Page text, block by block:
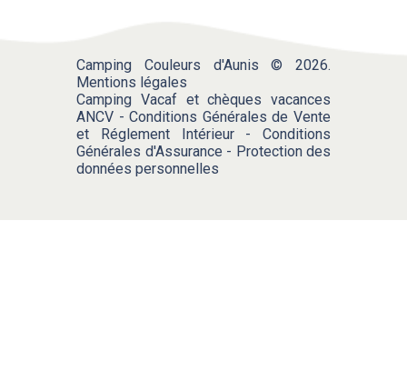
Camping Couleurs d'Aunis © 2026.
Mentions légales
Camping Vacaf et chèques vacances
ANCV -Conditions Générales de Vente
et Réglement Intérieur- Conditions
Générales d'Assurance - Protection des
données personnelles